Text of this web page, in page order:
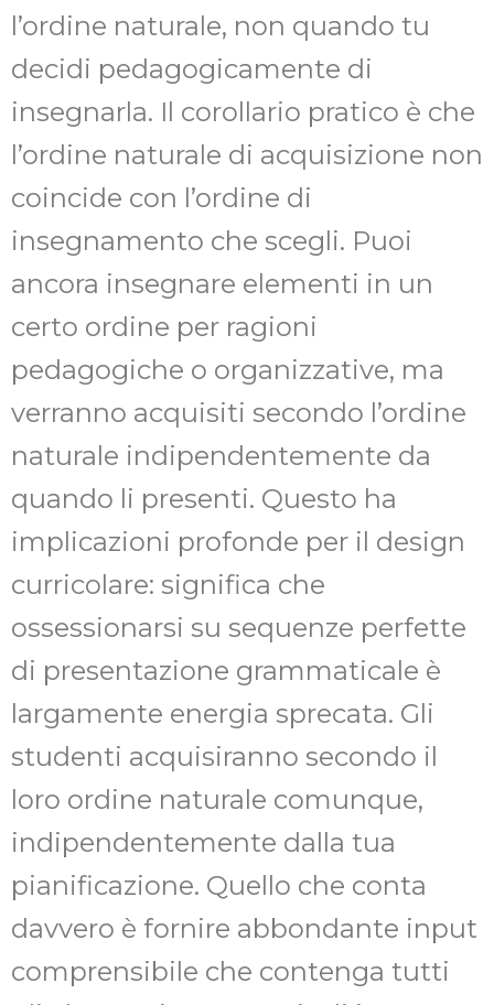
l’ordine naturale, non quando tu
decidi pedagogicamente di
insegnarla. Il corollario pratico è che
l’ordine naturale di acquisizione non
coincide con l’ordine di
insegnamento che scegli. Puoi
ancora insegnare elementi in un
certo ordine per ragioni
pedagogiche o organizzative, ma
verranno acquisiti secondo l’ordine
naturale indipendentemente da
quando li presenti. Questo ha
implicazioni profonde per il design
curricolare: significa che
ossessionarsi su sequenze perfette
di presentazione grammaticale è
largamente energia sprecata. Gli
studenti acquisiranno secondo il
loro ordine naturale comunque,
indipendentemente dalla tua
pianificazione. Quello che conta
davvero è fornire abbondante input
comprensibile che contenga tutti